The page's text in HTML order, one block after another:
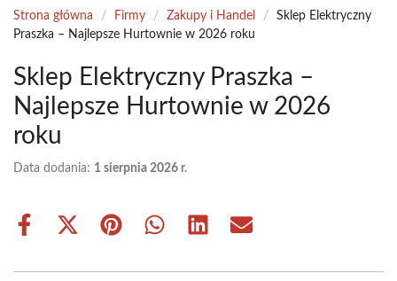
Strona główna / Firmy / Zakupy i Handel /
Sklep Elektryczny
Praszka – Najlepsze Hurtownie w 2026 roku
Sklep Elektryczny Praszka –
Najlepsze Hurtownie w 2026
roku
Data dodania: 1 sierpnia 2026 r.
Share
Share
(Twitter)
Share Share Share Share